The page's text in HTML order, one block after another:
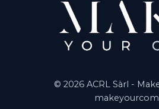
© 2026 ACRL Sàrl -